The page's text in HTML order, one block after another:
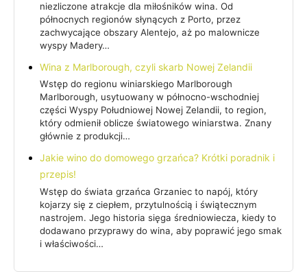
niezliczone atrakcje dla miłośników wina. Od
północnych regionów słynących z Porto, przez
zachwycające obszary Alentejo, aż po malownicze
wyspy Madery…
Wina z Marlborough, czyli skarb Nowej Zelandii
Wstęp do regionu winiarskiego Marlborough
Marlborough, usytuowany w północno-wschodniej
części Wyspy Południowej Nowej Zelandii, to region,
który odmienił oblicze światowego winiarstwa. Znany
głównie z produkcji…
Jakie wino do domowego grzańca? Krótki poradnik i
przepis!
Wstęp do świata grzańca Grzaniec to napój, który
kojarzy się z ciepłem, przytulnością i świątecznym
nastrojem. Jego historia sięga średniowiecza, kiedy to
dodawano przyprawy do wina, aby poprawić jego smak
i właściwości…